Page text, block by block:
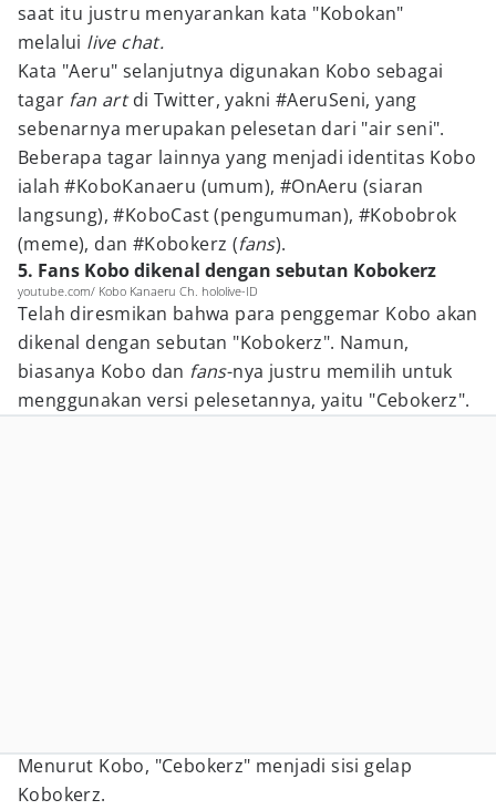
saat itu justru menyarankan kata "Kobokan"
melalui live chat.
Kata "Aeru" selanjutnya digunakan Kobo sebagai
tagar fan artdi Twitter, yakni #AeruSeni, yang
sebenarnya merupakan pelesetan dari "air seni".
Beberapa tagar lainnya yang menjadi identitas Kobo
ialah #KoboKanaeru (umum), #OnAeru (siaran
langsung), #KoboCast (pengumuman), #Kobobrok
(meme), dan #Kobokerz (fans).
5. Fans Kobo dikenal dengan sebutan Kobokerz
youtube.com/ Kobo Kanaeru Ch. hololive-ID
Telah diresmikan bahwa para penggemar Kobo akan
dikenal dengan sebutan "Kobokerz". Namun,
biasanya Kobo dan fans-nya justru memilih untuk
menggunakan versi pelesetannya, yaitu "Cebokerz".
Menurut Kobo, "Cebokerz" menjadi sisi gelap
Kobokerz.